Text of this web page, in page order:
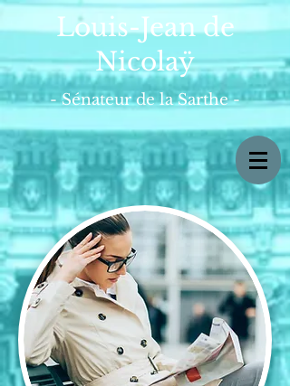
Louis-Jean de
Nicolaÿ
- Sénateur de la Sarthe -